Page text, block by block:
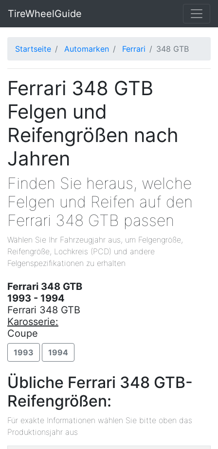
TireWheelGuide
Startseite Automarken Ferrari 348 GTB
Ferrari 348 GTB
Felgen und
Reifengrößen nach
Jahren
Finden Sie heraus, welche
Felgen und Reifen auf den
Ferrari 348 GTB passen
Wählen Sie Ihr Fahrzeugjahr aus, um Felgengröße,
Reifengröße, Lochkreis (PCD) und andere
Felgenspezifikationen zu erhalten
Ferrari 348 GTB
1993 - 1994
Ferrari 348 GTB
Karosserie:
Coupe
1993 1994
Übliche Ferrari 348 GTB-
Reifengrößen:
Für exakte Informationen wählen Sie bitte oben das
Produktionsjahr aus